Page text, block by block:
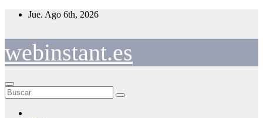
Saltar
Jue. Ago 6th, 2026
webinstant.es